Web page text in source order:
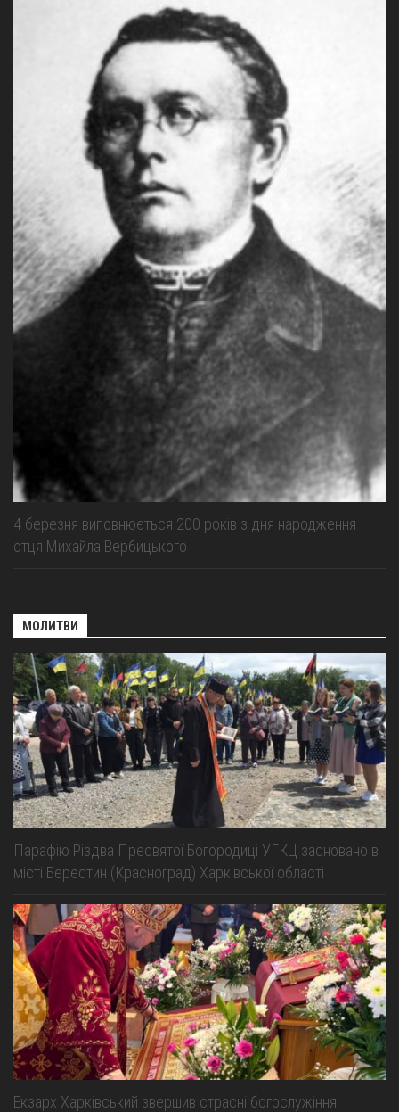
4 березня виповнюється 200 років з дня народження
отця Михайла Вербицького
МОЛИТВИ
Парафію Різдва Пресвятої Богородиці УГКЦ засновано в
місті Берестин (Красноград) Харківської області
Екзарх Харківський звершив страсні богослужіння